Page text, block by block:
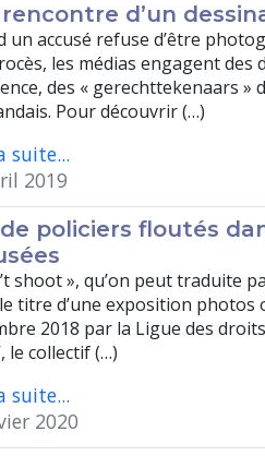
d’un
un accusé refuse d’être
les médias engagent des
des « gerechttekenaars »
Pour découvrir (…)
suite...
2019
de policiers floutés
shoot », qu’on peut traduite
titre d’une exposition photos
2018 par la Ligue des
le collectif (…)
suite...
2020